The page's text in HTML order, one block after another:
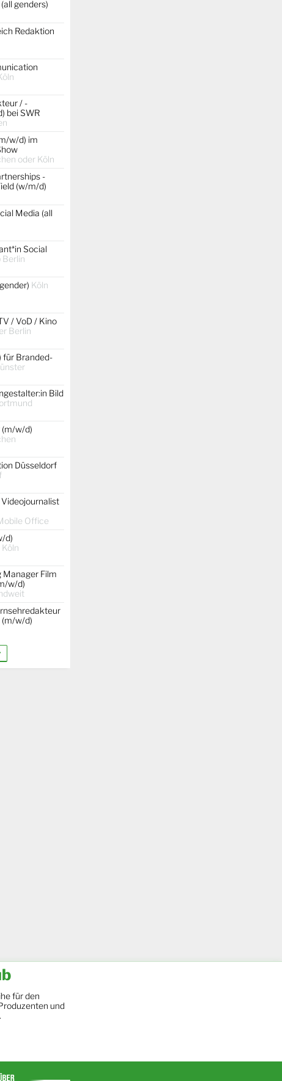
genders)
Redaktion
/ -
bei SWR
w/d) im
oder Köln
-
(w/m/d)
Media (all
Social
Berlin
Köln
/ VoD / Kino
Berlin
für Branded-
Bild
(m/w/d)
Düsseldorf
Office
d)
Köln
Film
w/d)
(m/w/d)
für den
und